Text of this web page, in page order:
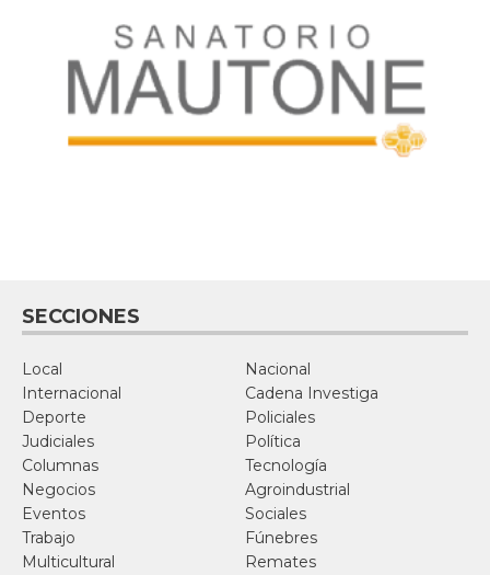
SECCIONES
Local
Nacional
Internacional
Cadena Investiga
Deporte
Policiales
Judiciales
Política
Columnas
Tecnología
Negocios
Agroindustrial
Eventos
Sociales
Trabajo
Fúnebres
Multicultural
Remates